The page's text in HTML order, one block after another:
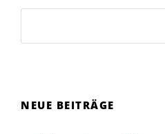
NEUE BEITRÄGE